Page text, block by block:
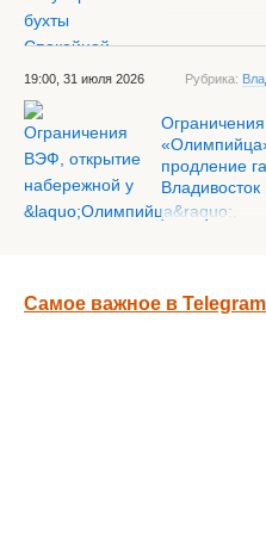
19:00, 31 июля 2026 Рубрика:
продление
Владивосток
Самое важное в